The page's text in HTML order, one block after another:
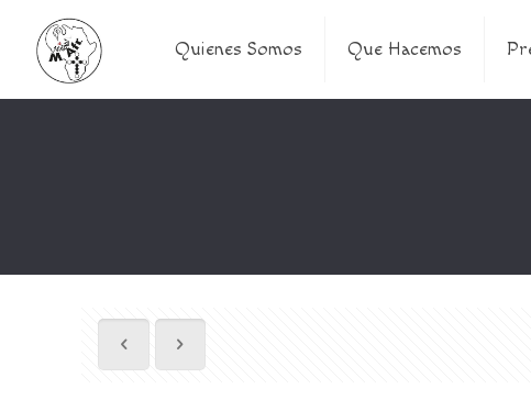
Quienes Somos Que Hacemos